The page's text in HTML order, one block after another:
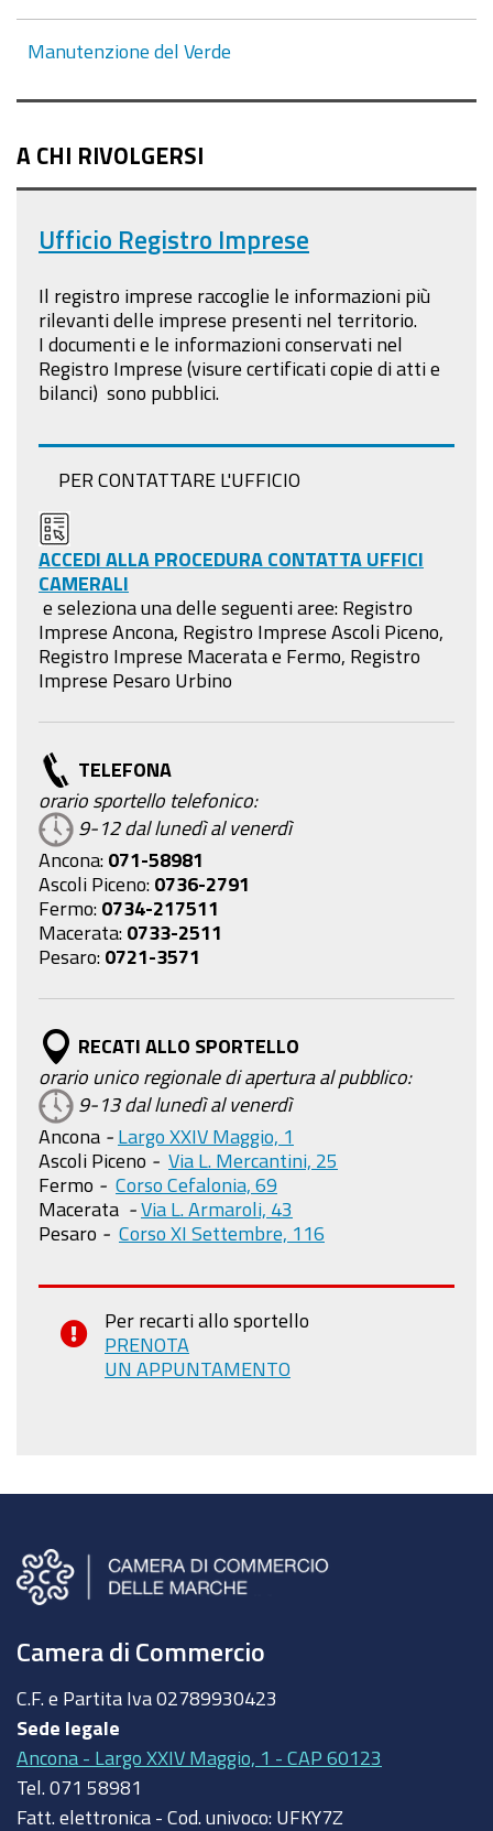
Manutenzione del Verde
A CHI RIVOLGERSI
Ufficio Registro Imprese
Il registro imprese raccoglie le informazioni più
rilevanti delle imprese presenti nel territorio.
I documenti e le informazioni conservati nel
Registro Imprese (visure certificati copie di atti e
bilanci) sono pubblici
PER CONTATTARE L'UFFICIO
ACCEDI ALLA PROCEDURA CONTATTA UFFICI
CAMERALI
e seleziona una delle seguenti aree: Registro
Imprese Ancona, Registro Imprese Ascoli Piceno,
Registro Imprese Macerata e Fermo, Registro
Imprese Pesaro Urbino
TELEFONA
orario sportello telefonico:
9-12 dal lunedì al venerdì
Ancona: 071-58981
Ascoli Piceno: 0736-2791
Fermo: 0734-217511
Macerata: 0733-2511
Pesaro: 0721-3571
RECATI ALLO SPORTELLO
orario unico regionale di apertura al pubblico:
9-13 dal lunedì al venerdì
Ancona - Largo XXIV Maggio, 1
Ascoli Piceno - Via L. Mercantini, 25
Fermo - Corso Cefalonia, 69
Macerata - Via L. Armaroli, 43
Pesaro - Corso XI Settembre, 116
Per recarti allo sportello
PRENOTA
UN APPUNTAMENTO
Camera di Commercio
C.F. e Partita Iva 02789930423
Sede legale
Ancona - Largo XXIV Maggio, 1 - CAP 60123
Tel. 071 58981
Fatt. elettronica - Cod. univoco: UFKY7Z